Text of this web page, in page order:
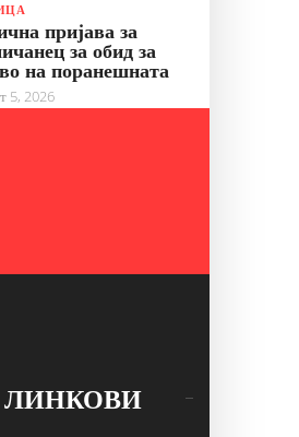
пријава за
за обид за
на поранешната
5, 2026